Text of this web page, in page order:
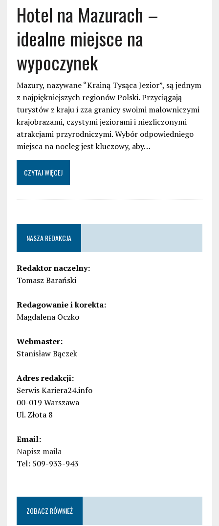
Hotel na Mazurach –
idealne miejsce na
wypoczynek
Mazury, nazywane “Krainą Tysąca Jezior”, są jednym
z najpiękniejszych regionów Polski. Przyciągają
turystów z kraju i zza granicy swoimi malowniczymi
krajobrazami, czystymi jeziorami i niezliczonymi
atrakcjami przyrodniczymi. Wybór odpowiedniego
miejsca na nocleg jest kluczowy, aby…
CZYTAJ WIĘCEJ
NASZA REDAKCJA
Redaktor naczelny:
Tomasz Barański
Redagowanie i korekta:
Magdalena Oczko
Webmaster:
Stanisław Bączek
Adres redakcji:
Serwis Kariera24.info
00-019 Warszawa
Ul. Złota 8
Email:
Napisz maila
Tel: 509-933-943
ZOBACZ RÓWNIEŻ